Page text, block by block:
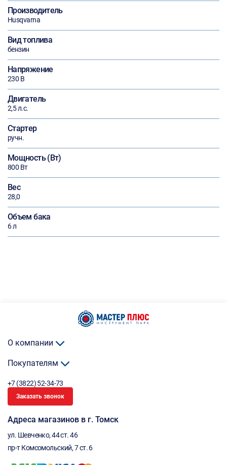
Производитель
Husqvarna
Вид топлива
бензин
Напряжение
230 В
Двигатель
2,5 л.с.
Стартер
ручн.
Мощность (Вт)
800 Вт
Вес
28,0
Объем бака
6 л
О компании
Покупателям
+7 (3822) 52-34-73
Заказать звонок
Адреса магазинов в г. Томск
ул. Шевченко, 44 ст. 46
пр-т Комсомольский, 7 ст. 6